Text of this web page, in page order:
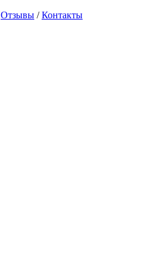
Отзывы /Контакты